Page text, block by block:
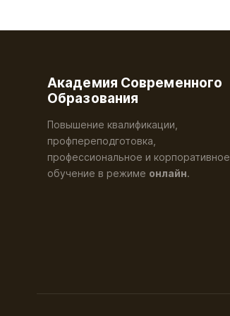
Академия Современного
Образования
Повышение квалификации,
профпереподготовка,
профессиональное и корпоративное
обучение в режиме онлайн.